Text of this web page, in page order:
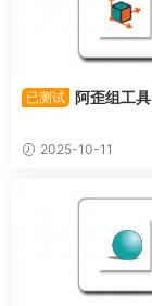
已测试 阿歪组工具
2025-10-11